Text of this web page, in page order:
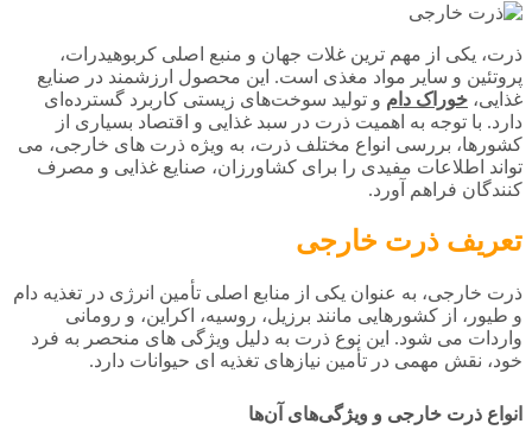
ذرت، یکی از مهم‌ ترین غلات جهان و منبع اصلی کربوهیدرات،
پروتئین و سایر مواد مغذی است. این محصول ارزشمند در صنایع
غذایی، خوراک دام و تولید سوخت‌های زیستی کاربرد گسترده‌ای
دارد. با توجه به اهمیت ذرت در سبد غذایی و اقتصاد بسیاری از
کشورها، بررسی انواع مختلف ذرت، به ویژه ذرت‌ های خارجی، می‌
تواند اطلاعات مفیدی را برای کشاورزان، صنایع غذایی و مصرف‌
کنندگان فراهم آورد.
تعریف ذرت خارجی
ذرت خارجی، به عنوان یکی از منابع اصلی تأمین انرژی در تغذیه دام
و طیور، از کشورهایی مانند برزیل، روسیه، اکراین، و رومانی
واردات می‌ شود. این نوع ذرت به دلیل ویژگی‌ های منحصر به فرد
خود، نقش مهمی در تأمین نیازهای تغذیه‌ ای حیوانات دارد.
انواع ذرت خارجی و ویژگی‌های آن‌ها